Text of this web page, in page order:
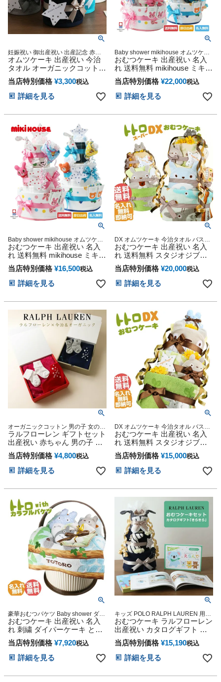
妊娠祝い 御出産祝い 出産記念 赤ち
ゃん ベビーシャワー プレゼント
オムツケーキ 出産祝い 今治
タオル オーガニックコットン
名前入り 日本製 おむつケー
キ ミニ imabaritowel 男の子
女の子 妊婦 ダイパーケーキ
思い出 赤ちゃん 子供 出産 ベ
タイン 七五三 初節句 子供の
日 ギフトセット 人気 端午の
節句 ひな祭り
当店特別価格 ¥3,300税込
詳細を見る
Baby shower mikihouse オムツケー
キ おむつタワー ダイパーケーキ
おむつケーキ 出産祝い 名入
れ 送料無料 mikihouse ミキハ
ウス 使用 豪華DX3段 今治タ
オル ダイパーケーキ 思い出
赤ちゃん 子供 出産 マタニテ
ィ フォト パパ ママ ベイビー
七五三 初節句 子供の日 ギフ
トセット 人気 端午の節句 ひ
な祭り 男の子 女の子
当店特別価格 ¥22,000税込
詳細を見る
Baby shower mikihouse オムツケー
キ おむつタワー ダイパーケーキ
おむつケーキ 出産祝い 名入
れ 送料無料 mikihouse ミキハ
ウス 使用 豪華DX3段 今治タ
オル ダイパーケーキ 思い出
赤ちゃん 子供 出産 マタニテ
ィ フォト パパ ママ ベイビー
七五三 初節句 子供の日 ギフ
トセット 人気 端午の節句 ひ
な祭り 男の子 女の子
当店特別価格 ¥16,500税込
詳細を見る
DX オムツケーキ 今治タオル バスタ
オル 男の子 女の子 ギフト キャラク
ター ダイパーケーキ 豪華 赤ちゃん
インスタ
おむつケーキ 出産祝い 名入
れ 送料無料 スタジオジブリ
二馬力 となりのトトロ 思い
出 赤ちゃん 子供 出産 マタニ
ティ フォト パパ ママ ベイビ
ー お父さん お母さん クリス
フトセット 人気 端午の節句
ひな祭り 男の子 女の子
当店特別価格 ¥20,000税込
詳細を見る
オーガニックコットン 男の子 女の子
ベビーソックス 名入れ刺繍 日本製
スタイ
ラルフローレン ギフトセット
出産祝い 赤ちゃん 男の子 女
の子 POLO RALPH LAUREN
思い出 赤ちゃん おむつ 子供
出産 マタニティ マタニティ
フォト パパ ママ ベイビー お
五三 初節句 子供の日 ギフト
セット 人気 端午の節句 ひな
祭り
当店特別価格 ¥4,800税込
詳細を見る
DX オムツケーキ 今治タオル バスタ
オル 男の子 女の子 ギフト キャラク
ター ダイパーケーキ 豪華 赤ちゃん
インスタ
おむつケーキ 出産祝い 名入
れ 送料無料 スタジオジブリ
二馬力 となりのトトロ
当店特別価格 ¥15,000税込
詳細を見る
豪華おむつバケツ Baby shower ダイ
パーケーキ オムツタワー 送料無料
送料込み
おむつケーキ 出産祝い 名入
れ 刺繍 ダイパーケーキ とな
りのトトロ オムニウッティ
オムツケーキ 今治タオル ジ
ブリ グッズ オムツバケツ ギ
フト ベビーシャワー ダイパ
当店特別価格 ¥7,920税込
詳細を見る
キッズ POLO RALPH LAUREN 用品
マタニティ 豪華 赤ちゃん 専門
おむつケーキ ラルフローレン
出産祝い カタログギフト 今
治 タオル 男の子 女の子 オー
ガニック コットン ベビー ソ
ックス ギフトセット POLO
RALPH LAUREN Erande えら
当店特別価格 ¥15,190税込
詳細を見る